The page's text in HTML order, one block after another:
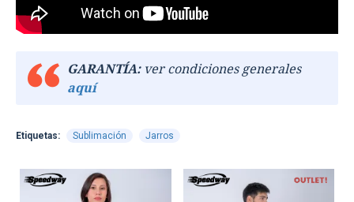
GARANTÍA:ver condiciones generales
aquí
Etiquetas: Sublimación Jarros
TEXTTRANSPARENTE TEXTTRANSPARENTE
OUT